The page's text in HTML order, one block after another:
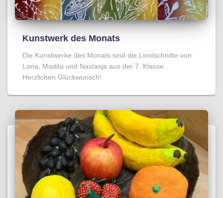
Kunstwerk des Monats
Die Kunstwerke des Monats sind die Linolschnitte von
Lana, Madita und Nastasja aus der 7. Klasse.
Herzlichen Glückwunsch!